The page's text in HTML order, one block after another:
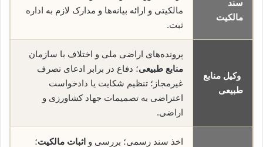
سند
مالکیت
مالکیتی و ارائه بیانه‌ها و مدارک لازم به اداره
ثبت.
وکیل منابع
طبیعی
پرونده‌های اراضی ملی و اختلاف با سازمان
منابع طبیعی؛ دفاع در برابر ادعای تصرف
غیرمجاز؛ تنظیم شکایت یا دادخواست
اعتراضی به تصمیمات جهاد کشاورزی و
اراضی.
اخذ سند رسمی؛ بررسی و اثبات مالکیت؛